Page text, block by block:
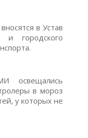
в Устав
и городского
освещались
в мороз
у которых не